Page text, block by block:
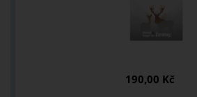
190,00 Kč